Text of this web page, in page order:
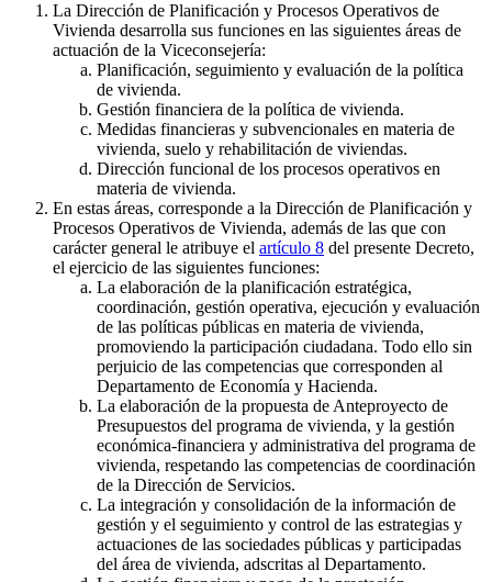
La Dirección de Planificación y Procesos Operativos de
Vivienda desarrolla sus funciones en las siguientes áreas de
actuación de la Viceconsejería:
Planificación, seguimiento y evaluación de la política
de vivienda.
Gestión financiera de la política de vivienda.
Medidas financieras y subvencionales en materia de
vivienda, suelo y rehabilitación de viviendas.
Dirección funcional de los procesos operativos en
materia de vivienda.
En estas áreas, corresponde a la Dirección de Planificación y
Procesos Operativos de Vivienda, además de las que con
carácter general le atribuye el artículo 8 del presente Decreto,
el ejercicio de las siguientes funciones:
La elaboración de la planificación estratégica,
coordinación, gestión operativa, ejecución y evaluación
de las políticas públicas en materia de vivienda,
promoviendo la participación ciudadana. Todo ello sin
perjuicio de las competencias que corresponden al
Departamento de Economía y Hacienda.
La elaboración de la propuesta de Anteproyecto de
Presupuestos del programa de vivienda, y la gestión
económica-financiera y administrativa del programa de
vivienda, respetando las competencias de coordinación
de la Dirección de Servicios.
La integración y consolidación de la información de
gestión y el seguimiento y control de las estrategias y
actuaciones de las sociedades públicas y participadas
del área de vivienda, adscritas al Departamento.